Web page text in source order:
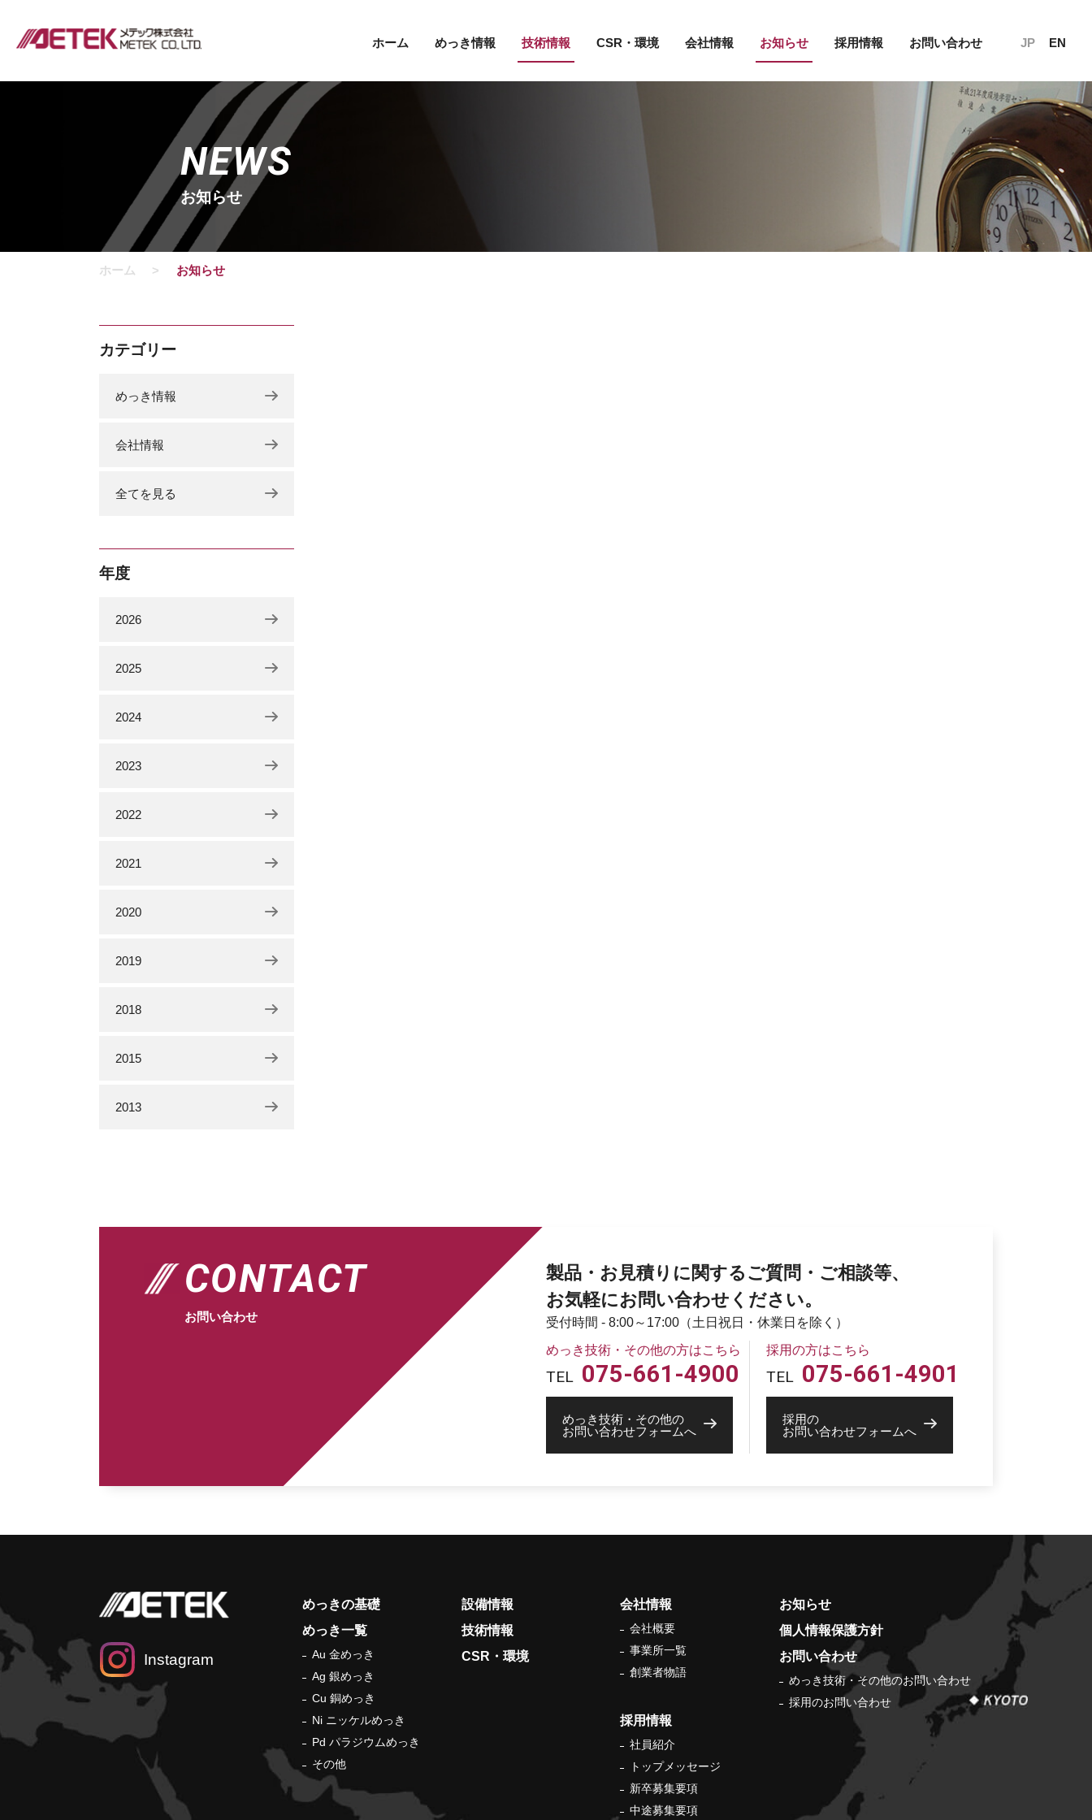
ホーム めっき情報 技術情報 CSR・環境 会社情報 お知らせ 採用情報 お問い合わせ JP EN
NEWS
お知らせ
ホーム お知らせ
カテゴリー
めっき情報
会社情報
全てを見る
年度
2026
2025
2024
2023
2022
2021
2020
2019
2018
2015
2013
CONTACT
お問い合わせ
製品・お見積りに関するご質問・ご相談等、
お気軽にお問い合わせください。
受付時間 - 8:00～17:00（土日祝日・休業日を除く）
めっき技術・その他の方はこちら
TEL 075-661-4900
めっき技術・その他の
お問い合わせフォームへ
採用の方はこちら
TEL 075-661-4901
採用の
お問い合わせフォームへ
Instagram
めっきの基礎
めっき一覧
Au 金めっき
Ag 銀めっき
Cu 銅めっき
Ni ニッケルめっき
Pd パラジウムめっき
その他
設備情報
技術情報
CSR・環境
会社情報
会社概要
事業所一覧
創業者物語
採用情報
社員紹介
トップメッセージ
新卒募集要項
中途募集要項
お知らせ
個人情報保護方針
お問い合わせ
めっき技術・その他のお問い合わせ
採用のお問い合わせ